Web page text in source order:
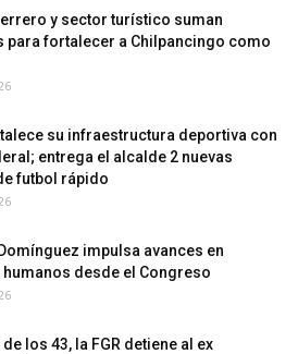
y sector turístico suman
para fortalecer a Chilpancingo como
su infraestructura deportiva con
entrega el alcalde 2 nuevas
futbol rápido
impulsa avances en
desde el Congreso
los 43, la FGR detiene al ex